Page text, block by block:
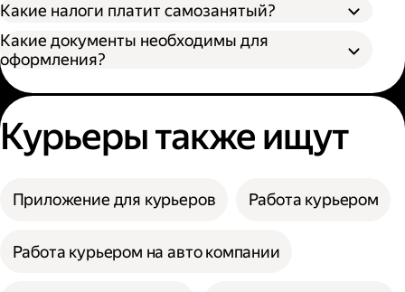
Какие налоги платит самозанятый?
Какие документы необходимы для
оформления?
Курьеры также ищут
Приложение для курьеров Работа курьером
Работа курьером на авто компании